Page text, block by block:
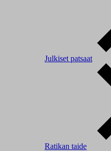
Julkiset patsaat
Ratikan taide